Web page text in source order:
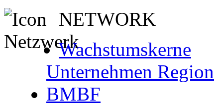
NETWORK
Wachstumskerne
Unternehmen Region
BMBF